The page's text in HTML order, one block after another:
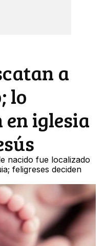
a
lo
iglesia
nacido fue localizado
feligreses deciden